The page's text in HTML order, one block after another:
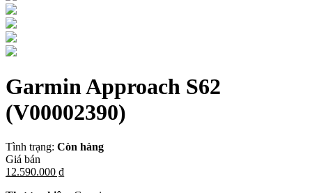
Garmin Approach S62
(V00002390)
Tình trạng: Còn hàng
Giá bán
12.590.000 ₫